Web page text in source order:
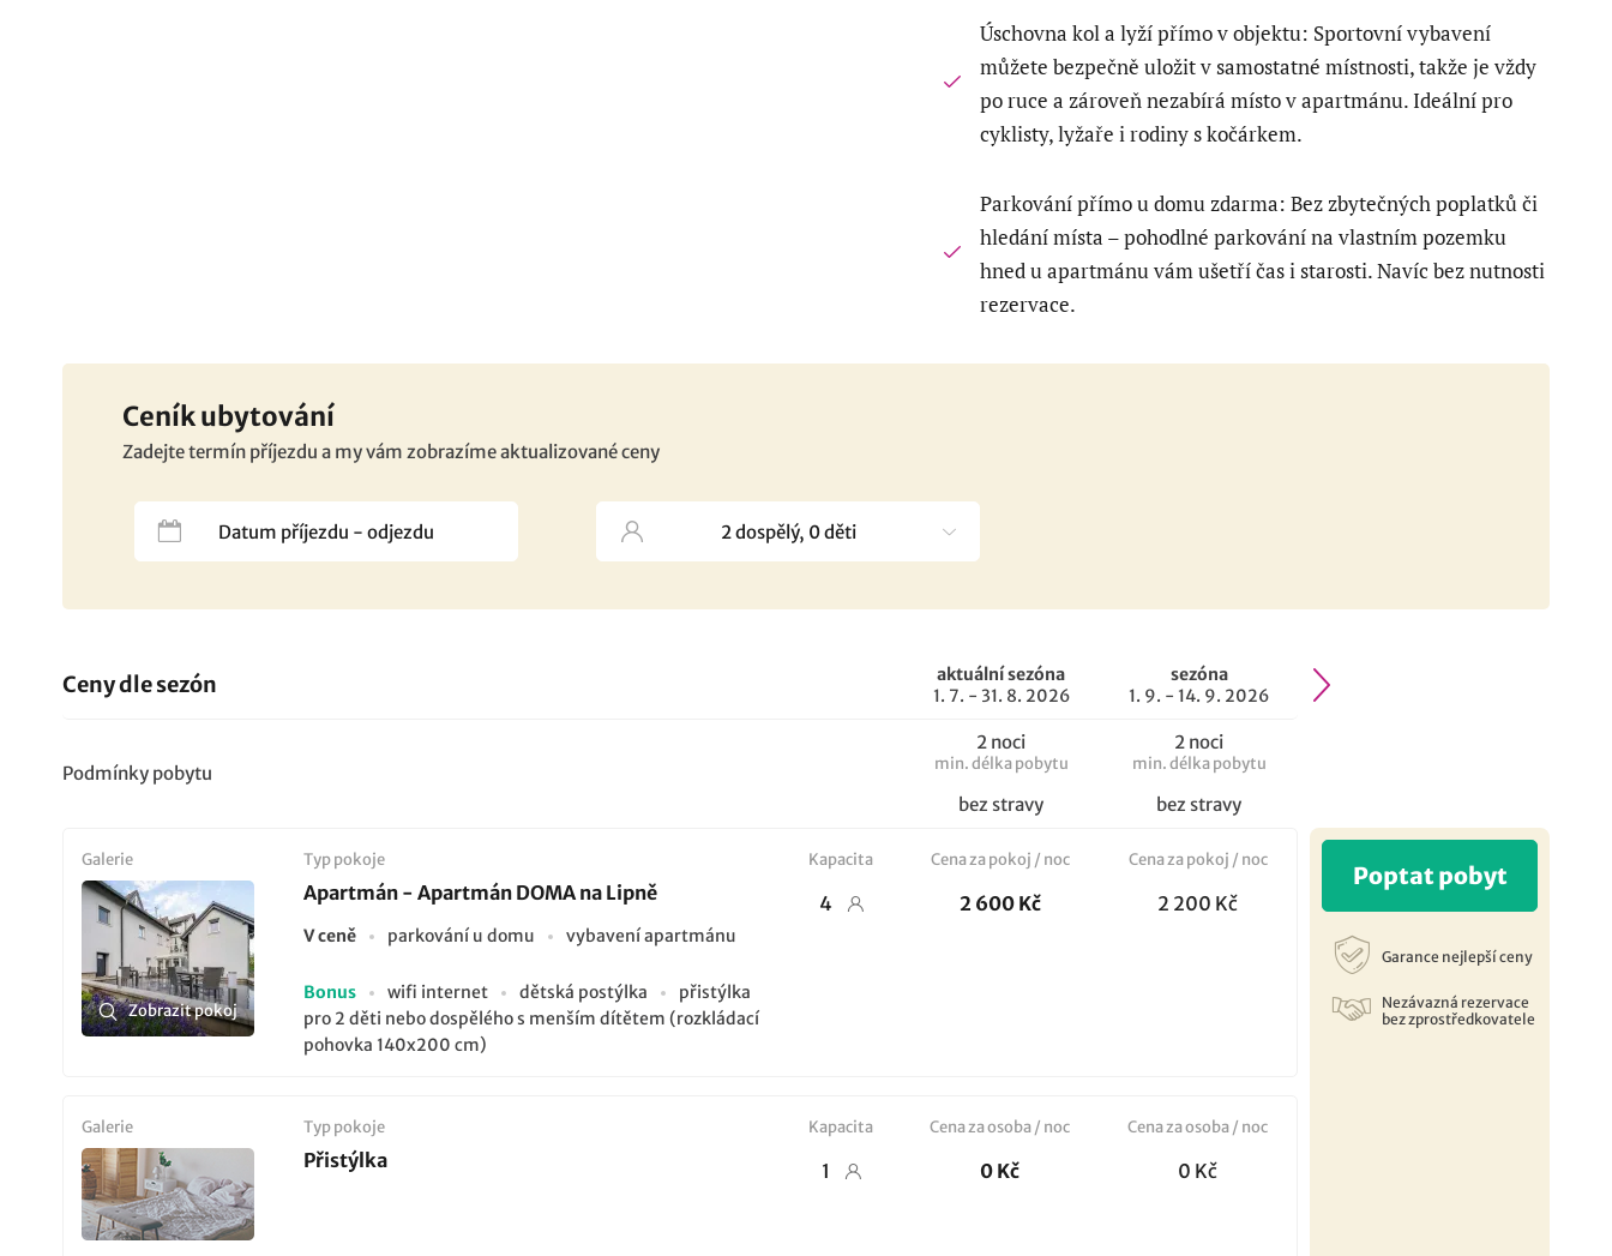
Úschovna kol a lyží přímo v objektu: Sportovní vybavení
můžete bezpečně uložit v samostatné místnosti, takže je vždy
po ruce a zároveň nezabírá místo v apartmánu. Ideální pro
cyklisty, lyžaře i rodiny s kočárkem.
Parkování přímo u domu zdarma: Bez zbytečných poplatků či
hledání místa – pohodlné parkování na vlastním pozemku
hned u apartmánu vám ušetří čas i starosti. Navíc bez nutnosti
rezervace.
Ceník ubytování
Zadejte termín příjezdu a my vám zobrazíme aktualizované ceny
Ceny dle sezón
aktuální sezóna
1. 7. - 31. 8. 2026
sezóna
1. 9. - 14. 9. 2026
Podmínky pobytu
2 noci
min. délka pobytu
2 noci
min. délka pobytu
bez stravy bez stravy
Galerie
Zobrazit pokoj
Typ pokoje
Apartmán - Apartmán DOMA na Lipně
V ceně parkování u domu vybavení apartmánu
Bonus wifi internet dětská postýlka
přistýlka
pro 2 děti nebo dospělého s menším dítětem (rozkládací
pohovka 140x200 cm)
Kapacita Cena za pokoj / noc Cena za pokoj / noc
4 2 600 Kč 2 200 Kč
Galerie Typ pokoje
Přistýlka
Kapacita Cena za osoba / noc Cena za osoba / noc
1 0 Kč 0 Kč
Poptat pobyt
Garance nejlepší ceny
Nezávazná rezervace
bez zprostředkovatele